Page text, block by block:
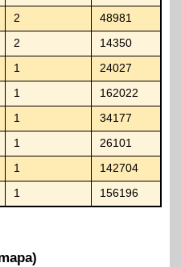
2 48981
2 14350
1 24027
1 162022
1 34177
1 26101
1 142704
1 156196